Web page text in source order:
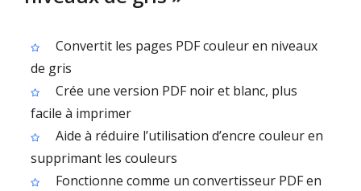
Convertit les pages PDF couleur en niveaux
de gris
Crée une version PDF noir et blanc, plus
facile à imprimer
Aide à réduire l’utilisation d’encre couleur en
supprimant les couleurs
Fonctionne comme un convertisseur PDF en